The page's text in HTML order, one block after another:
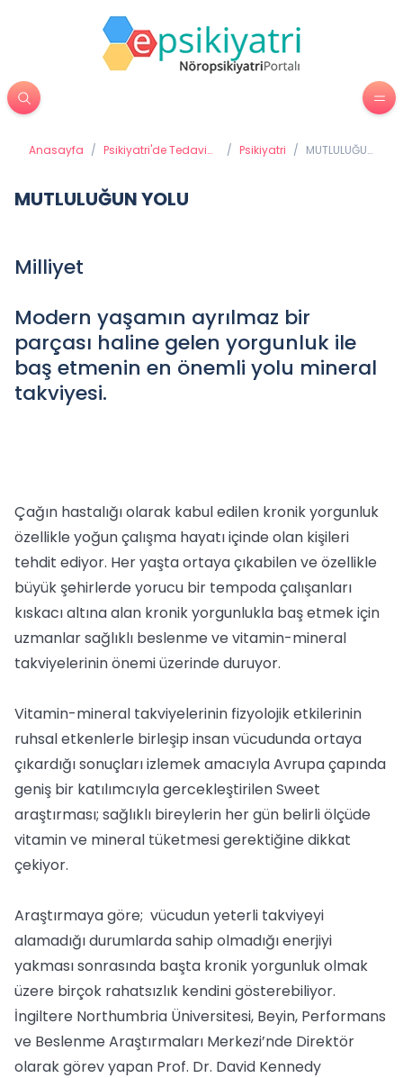
Anasayfa / Psikiyatri'de Tedavi
/ Psikiyatri / MUTLULUĞUN
MUTLULUĞUN YOLU
Milliyet
Modern yaşamın ayrılmaz bir
parçası haline gelen yorgunluk ile
baş etmenin en önemli yolu mineral
takviyesi.
Çağın hastalığı olarak kabul edilen kronik yorgunluk
özellikle yoğun çalışma hayatı içinde olan kişileri
tehdit ediyor. Her yaşta ortaya çıkabilen ve özellikle
büyük şehirlerde yorucu bir tempoda çalışanları
kıskacı altına alan kronik yorgunlukla baş etmek için
uzmanlar sağlıklı beslenme ve vitamin-mineral
takviyelerinin önemi üzerinde duruyor.
Vitamin-mineral takviyelerinin fizyolojik etkilerinin
ruhsal etkenlerle birleşip insan vücudunda ortaya
çıkardığı sonuçları izlemek amacıyla Avrupa çapında
geniş bir katılımcıyla gercekleştirilen Sweet
araştırması; sağlıklı bireylerin her gün belirli ölçüde
vitamin ve mineral tüketmesi gerektiğine dikkat
çekiyor.
Araştırmaya göre; vücudun yeterli takviyeyi
alamadığı durumlarda sahip olmadığı enerjiyi
yakması sonrasında başta kronik yorgunluk olmak
üzere birçok rahatsızlık kendini gösterebiliyor.
İngiltere Northumbria Üniversitesi, Beyin, Performans
ve Beslenme Araştırmaları Merkezi’nde Direktör
olarak görev yapan Prof. Dr. David Kennedy